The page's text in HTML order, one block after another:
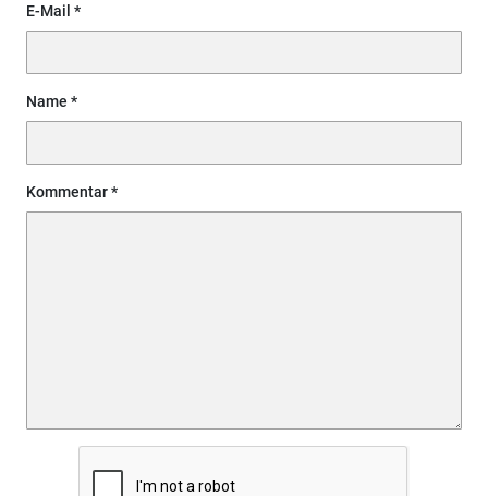
E-Mail
Name
Kommentar